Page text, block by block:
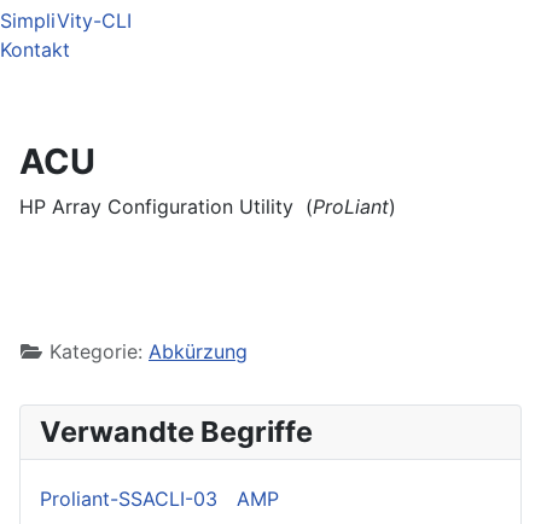
SimpliVity-CLI
Kontakt
ACU
HP Array Configuration Utility (ProLiant)
Kategorie: Abkürzung
Verwandte Begriffe
Proliant-SSACLI-03
AMP